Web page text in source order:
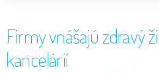
Firmy vnášajú zdravý
kancelárií